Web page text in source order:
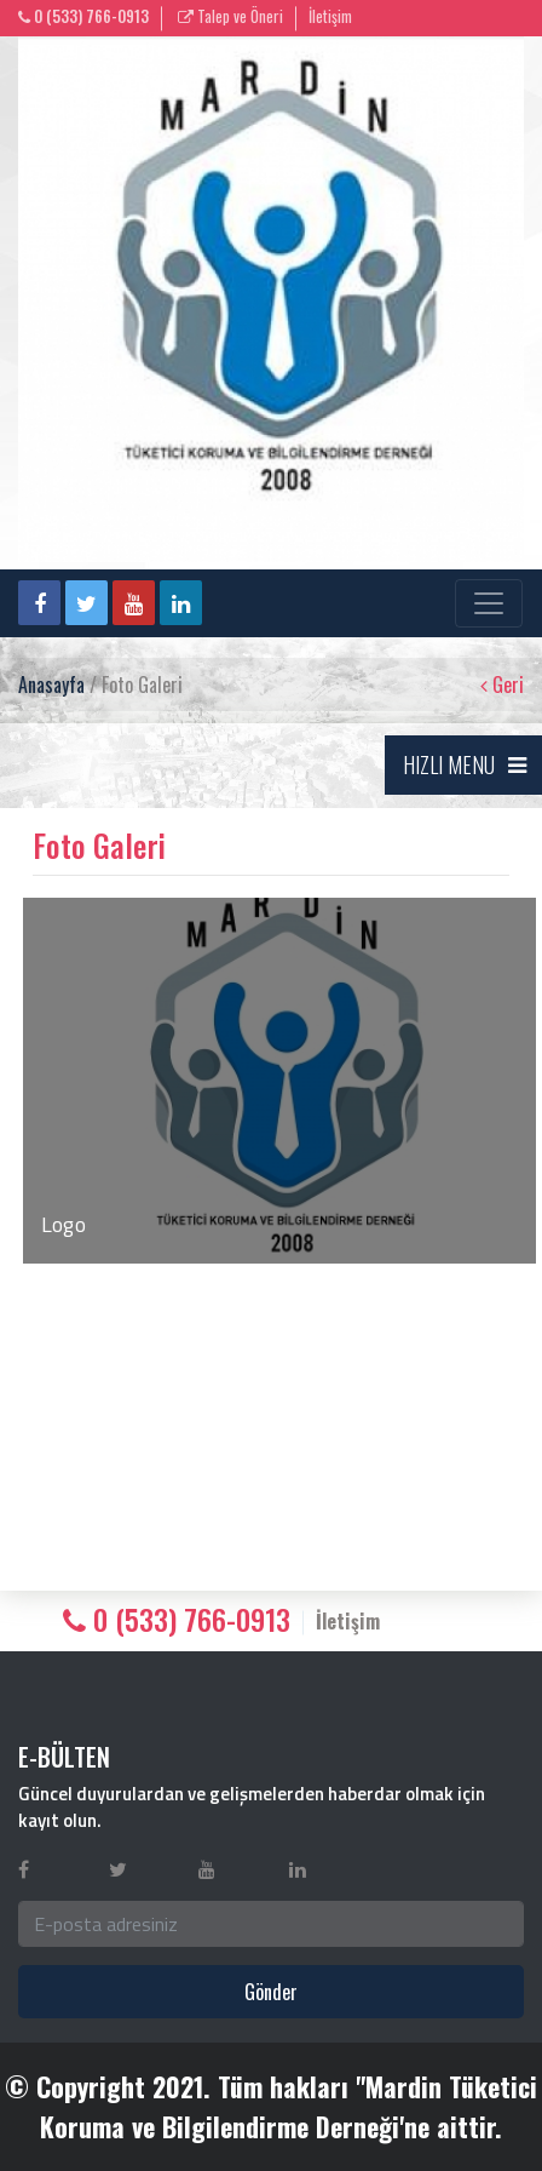
0 (533) 766-0913 Talep ve Öneri İletişim
Anasayfa/ Foto Galeri Geri
HIZLI MENU
Foto Galeri
Logo
0 (533) 766-0913 İletişim
E-BÜLTEN
Güncel duyurulardan ve gelişmelerden haberdar olmak için
kayıt olun.
Gönder
© Copyright 2021. Tüm hakları "Mardin Tüketici
Koruma ve Bilgilendirme Derneği'ne aittir.